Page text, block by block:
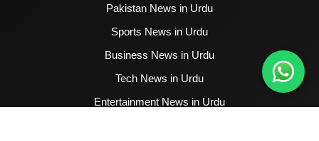
Pakistan News in Urdu
Sports News in Urdu
Business News in Urdu
Tech News in Urdu
Entertainment News in Urdu